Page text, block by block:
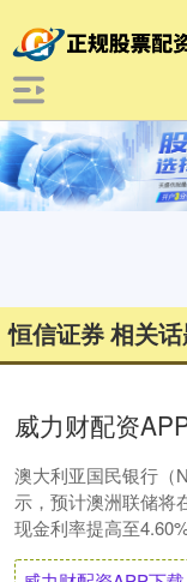
恒信证券 相关
澳大利亚国民银行（
示，预计澳洲联储将
现金利率提高至
表示，澳洲联储周二